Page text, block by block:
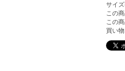
サイ
この
この
買い